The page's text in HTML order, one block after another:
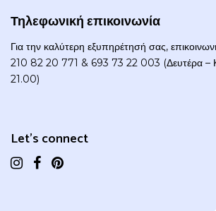
Τηλεφωνική επικοινωνία
Για την καλύτερη εξυπηρέτησή σας,
210 82 20 771 & 693 73 22 003 (Δευτέρα –
21.00)
Let's connect